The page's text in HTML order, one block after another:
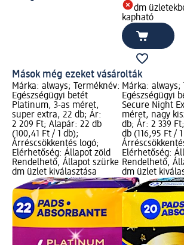
dm
kapható
Mások még ezeket vásárolták
Márka: always; Terméknév:
Egészségügyi betét
Platinum, 3-as méret,
super extra, 22 db; Ár:
2 209 Ft; Alapár: 22 db
(100,41 Ft / 1 db);
Árréscsökkentés logó;
Elérhetőség: Állapot zöld
Rendelhető, Állapot szürke
dm üzlet kiválasztása
Márka: always;
Egészségügyi
Secure Night
méret, nagy
db; Ár: 2 339
db (116,95 Ft /
Elérhetőség:
Rendelhető,
dm üzlet